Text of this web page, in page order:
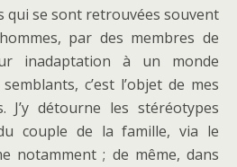
qui se sont retrouvées souvent
par des membres de
inadaptation à un monde
c’est l’objet de mes
J’y détourne les stéréotypes
couple de la famille, via le
notamment ; de même, dans